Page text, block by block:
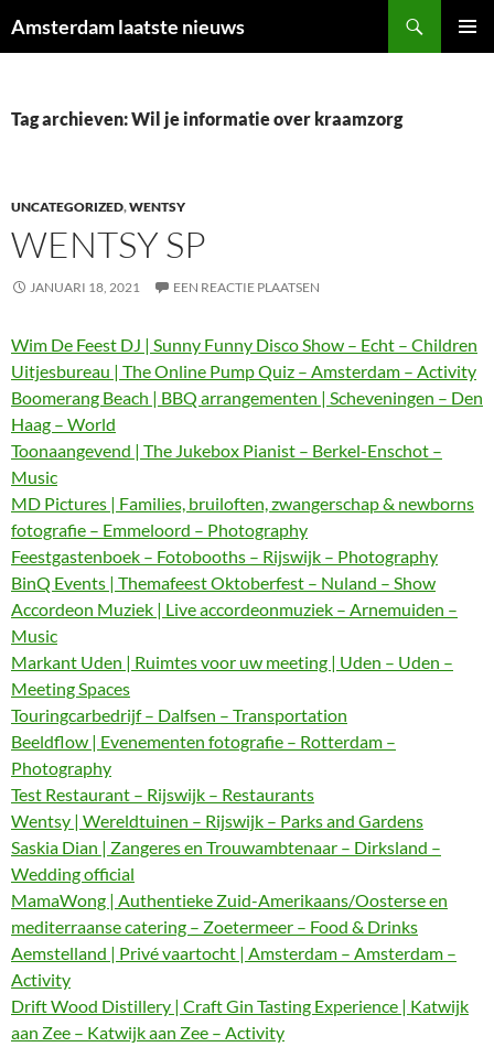
naar
Amsterdam laatste nieuws
Tag archieven: Wil je informatie over kraamzorg
UNCATEGORIZED,WENTSY
WENTSY SP
JANUARI 18, 2021 EEN REACTIE PLAATSEN
Wim De Feest DJ | Sunny Funny Disco Show – Echt – Children
Uitjesbureau | The Online Pump Quiz – Amsterdam – Activity
Boomerang Beach | BBQ arrangementen | Scheveningen – Den
Haag – World
Toonaangevend | The Jukebox Pianist – Berkel-Enschot –
Music
MD Pictures | Families, bruiloften, zwangerschap & newborns
fotografie – Emmeloord – Photography
Feestgastenboek – Fotobooths – Rijswijk – Photography
BinQ Events | Themafeest Oktoberfest – Nuland – Show
Accordeon Muziek | Live accordeonmuziek – Arnemuiden –
Music
Markant Uden | Ruimtes voor uw meeting | Uden – Uden –
Meeting Spaces
Touringcarbedrijf – Dalfsen – Transportation
Beeldflow | Evenementen fotografie – Rotterdam –
Photography
Test Restaurant – Rijswijk – Restaurants
Wentsy | Wereldtuinen – Rijswijk – Parks and Gardens
Saskia Dian | Zangeres en Trouwambtenaar – Dirksland –
Wedding official
MamaWong | Authentieke Zuid-Amerikaans/Oosterse en
mediterraanse catering – Zoetermeer – Food & Drinks
Aemstelland | Privé vaartocht | Amsterdam – Amsterdam –
Activity
Drift Wood Distillery | Craft Gin Tasting Experience | Katwijk
aan Zee – Katwijk aan Zee – Activity